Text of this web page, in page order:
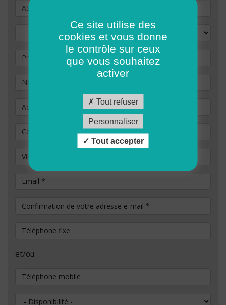
Vous souhaitez postuler au poste de
Prénom
Nom
Adresse
Code Postal
Ville / commune
Email*
Confirmation de votre adresse e-mail
Téléphone fixe
et/ou
Téléphone mobile
Disponibilité
Ce site utilise des
cookies et vous donne
le contrôle sur ceux
que vous souhaitez
activer
Tout refuser
Personnaliser
Tout accepter